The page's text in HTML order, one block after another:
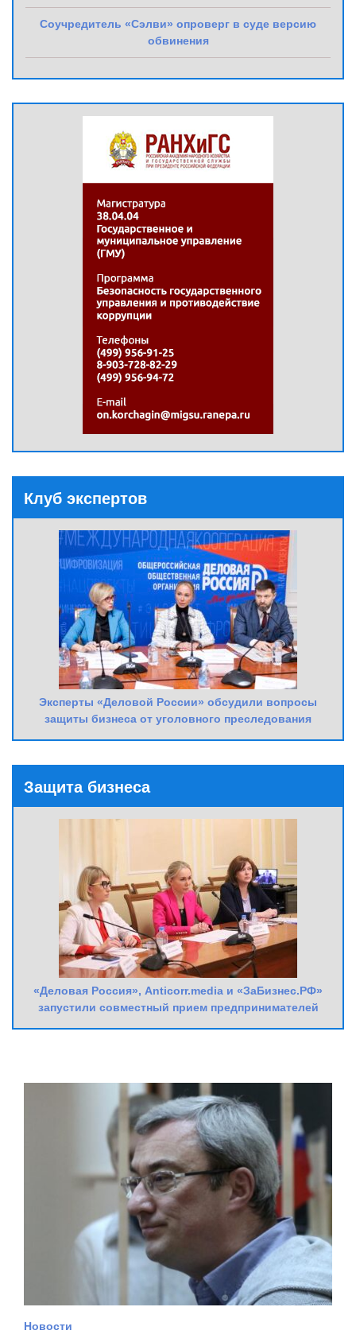
Соучредитель «Сэлви» опроверг в суде версию
обвинения
Клуб экспертов
Эксперты «Деловой России» обсудили вопросы
защиты бизнеса от уголовного преследования
Защита бизнеса
«Деловая Россия», Anticorr.media и «ЗаБизнес.РФ»
запустили совместный прием предпринимателей
Новости